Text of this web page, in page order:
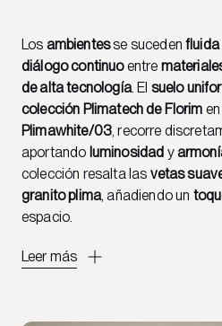
Los ambientesse sucedenfluida
diálogo continuoentre
de alta tecnología. El suelo
colección Plimatech de Florim
Plimawhite/03, recorre
aportando luminosidad y
colección resalta las vetas
granito plima, añadiendo un
espacio.
Leer más